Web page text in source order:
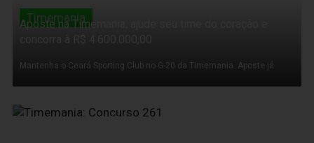
Timemania
Aposte na Timemania, ajude seu time do coração e
Mantenha o Ceará Sporting Club no G-20 da Timemania. Aposte já
10 de Novembro de 2011